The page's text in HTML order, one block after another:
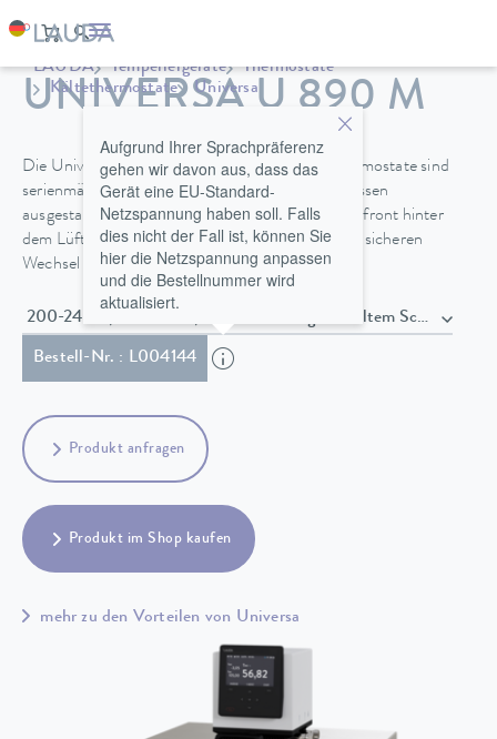
LAUDA Temperiergeräte
Thermostate
Kältethermostate
Universa
UNIVERSA U 890 M
Die Universa PRO und Universa MAX Kältethermostate sind
serienmäßig mit Baddeckel und Pumpenanschlüssen
ausgestattet. Ein Entleerungshahn an der Gerätefront hinter
dem Lüftungsgitter ermöglicht einen einfacheren sicheren
Wechsel der Temperierflüssigkeit.
200-240 V, 50/60 Hz , Netzkabel mit gewinkeltem Schuko
Bestell-Nr. : L004144
Aufgrund Ihrer Sprachpräferenz
gehen wir davon aus, dass das
Gerät eine EU-Standard-
Netzspannung haben soll. Falls
dies nicht der Fall ist, können Sie
hier die Netzspannung anpassen
und die Bestellnummer wird
aktualisiert.
Produkt anfragen
Produkt im Shop kaufen
mehr zu den Vorteilen von Universa